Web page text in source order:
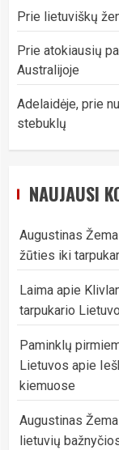
Prie lietuviškų
Prie atokiausių
Australijoje
Adelaidėje, prie
stebuklų
NAUJAUSI
Augustinas
žūties iki
Laima apie
tarpukario
Paminklų
Lietuvos apie
kiemuose
Augustinas
lietuvių